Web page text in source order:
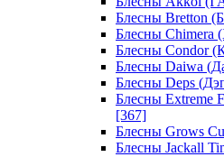
Блесны Bretton
Блесны Chimera
Блесны Condor
Блесны Daiwa
Блесны Deps
Блесны Extreme
[367]
Блесны Grows
Блесны Jackall